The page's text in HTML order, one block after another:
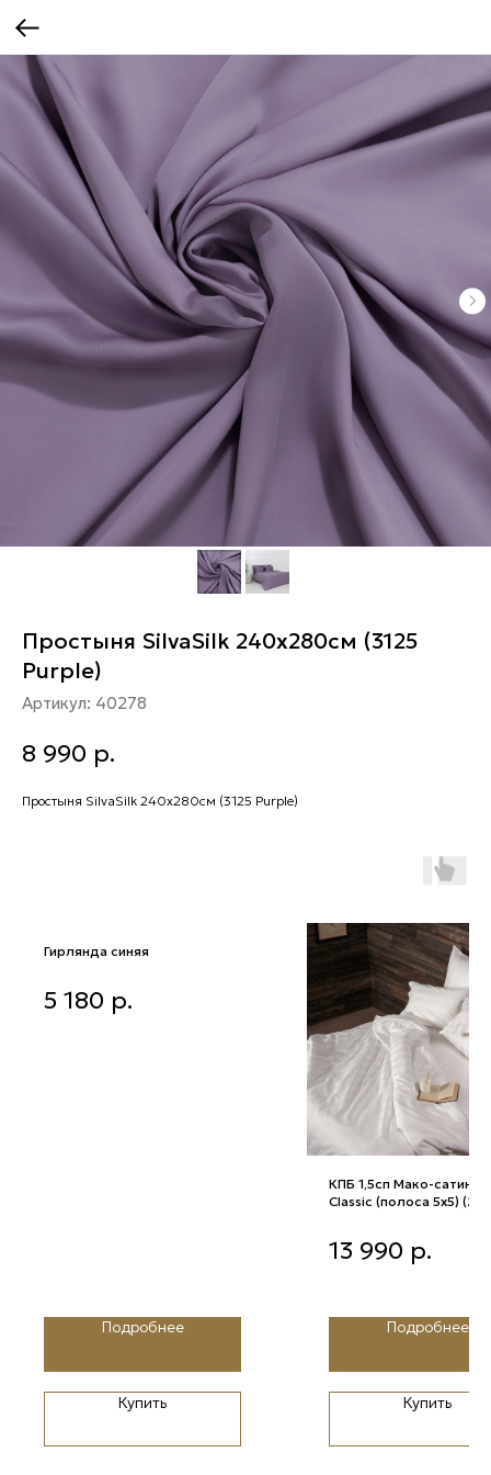
Простыня SilvaSilk 240х280см (3125
Purple)
Артикул: 40278
8 990 р.
Простыня SilvaSilk 240х280см (3125 Purple)
Гирлянда синяя
5 180 р.
Подробнее
Купить
КПБ 1,5сп Мако-сатин
Classiс (полоса 5х5)
Classiс (полоса 5х5) (2931
Белоснежный)
13 990 р.
Подробнее
Купить